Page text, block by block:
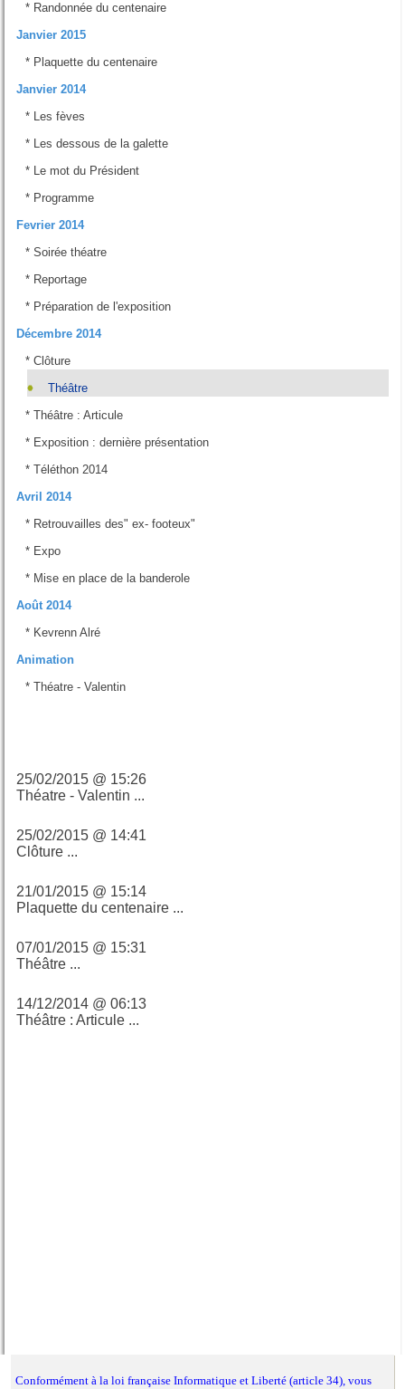
* Randonnée du centenaire
Janvier 2015
* Plaquette du centenaire
Janvier 2014
* Les fèves
* Les dessous de la galette
* Le mot du Président
* Programme
Fevrier 2014
* Soirée théatre
* Reportage
* Préparation de l'exposition
Décembre 2014
* Clôture
Théâtre
* Théâtre : Articule
* Exposition : dernière présentation
* Téléthon 2014
Avril 2014
* Retrouvailles des" ex- footeux"
* Expo
* Mise en place de la banderole
Août 2014
* Kevrenn Alré
Animation
* Théatre - Valentin
25/02/2015 @ 15:26
Théatre - Valentin ...
25/02/2015 @ 14:41
Clôture ...
21/01/2015 @ 15:14
Plaquette du centenaire ...
07/01/2015 @ 15:31
Théâtre ...
14/12/2014 @ 06:13
Théâtre : Articule ...
Conformément à la loi française Informatique et Liberté (article 34), vous